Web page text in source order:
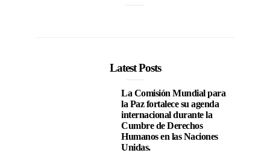
Latest Posts
La Comisión Mundial para
la Paz fortalece su agenda
internacional durante la
Cumbre de Derechos
Humanos en las Naciones
Unidas.